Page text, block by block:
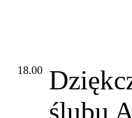
18.00
ślubu